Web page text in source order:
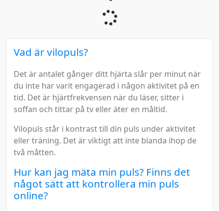
Vad är vilopuls?
Det är antalet gånger ditt hjärta slår per minut när
du inte har varit engagerad i någon aktivitet på en
tid. Det är hjärtfrekvensen när du läser, sitter i
soffan och tittar på tv eller äter en måltid.
Vilopuls står i kontrast till din puls under aktivitet
eller träning. Det är viktigt att inte blanda ihop de
två måtten.
Hur kan jag mäta min puls? Finns det
något sätt att kontrollera min puls
online?